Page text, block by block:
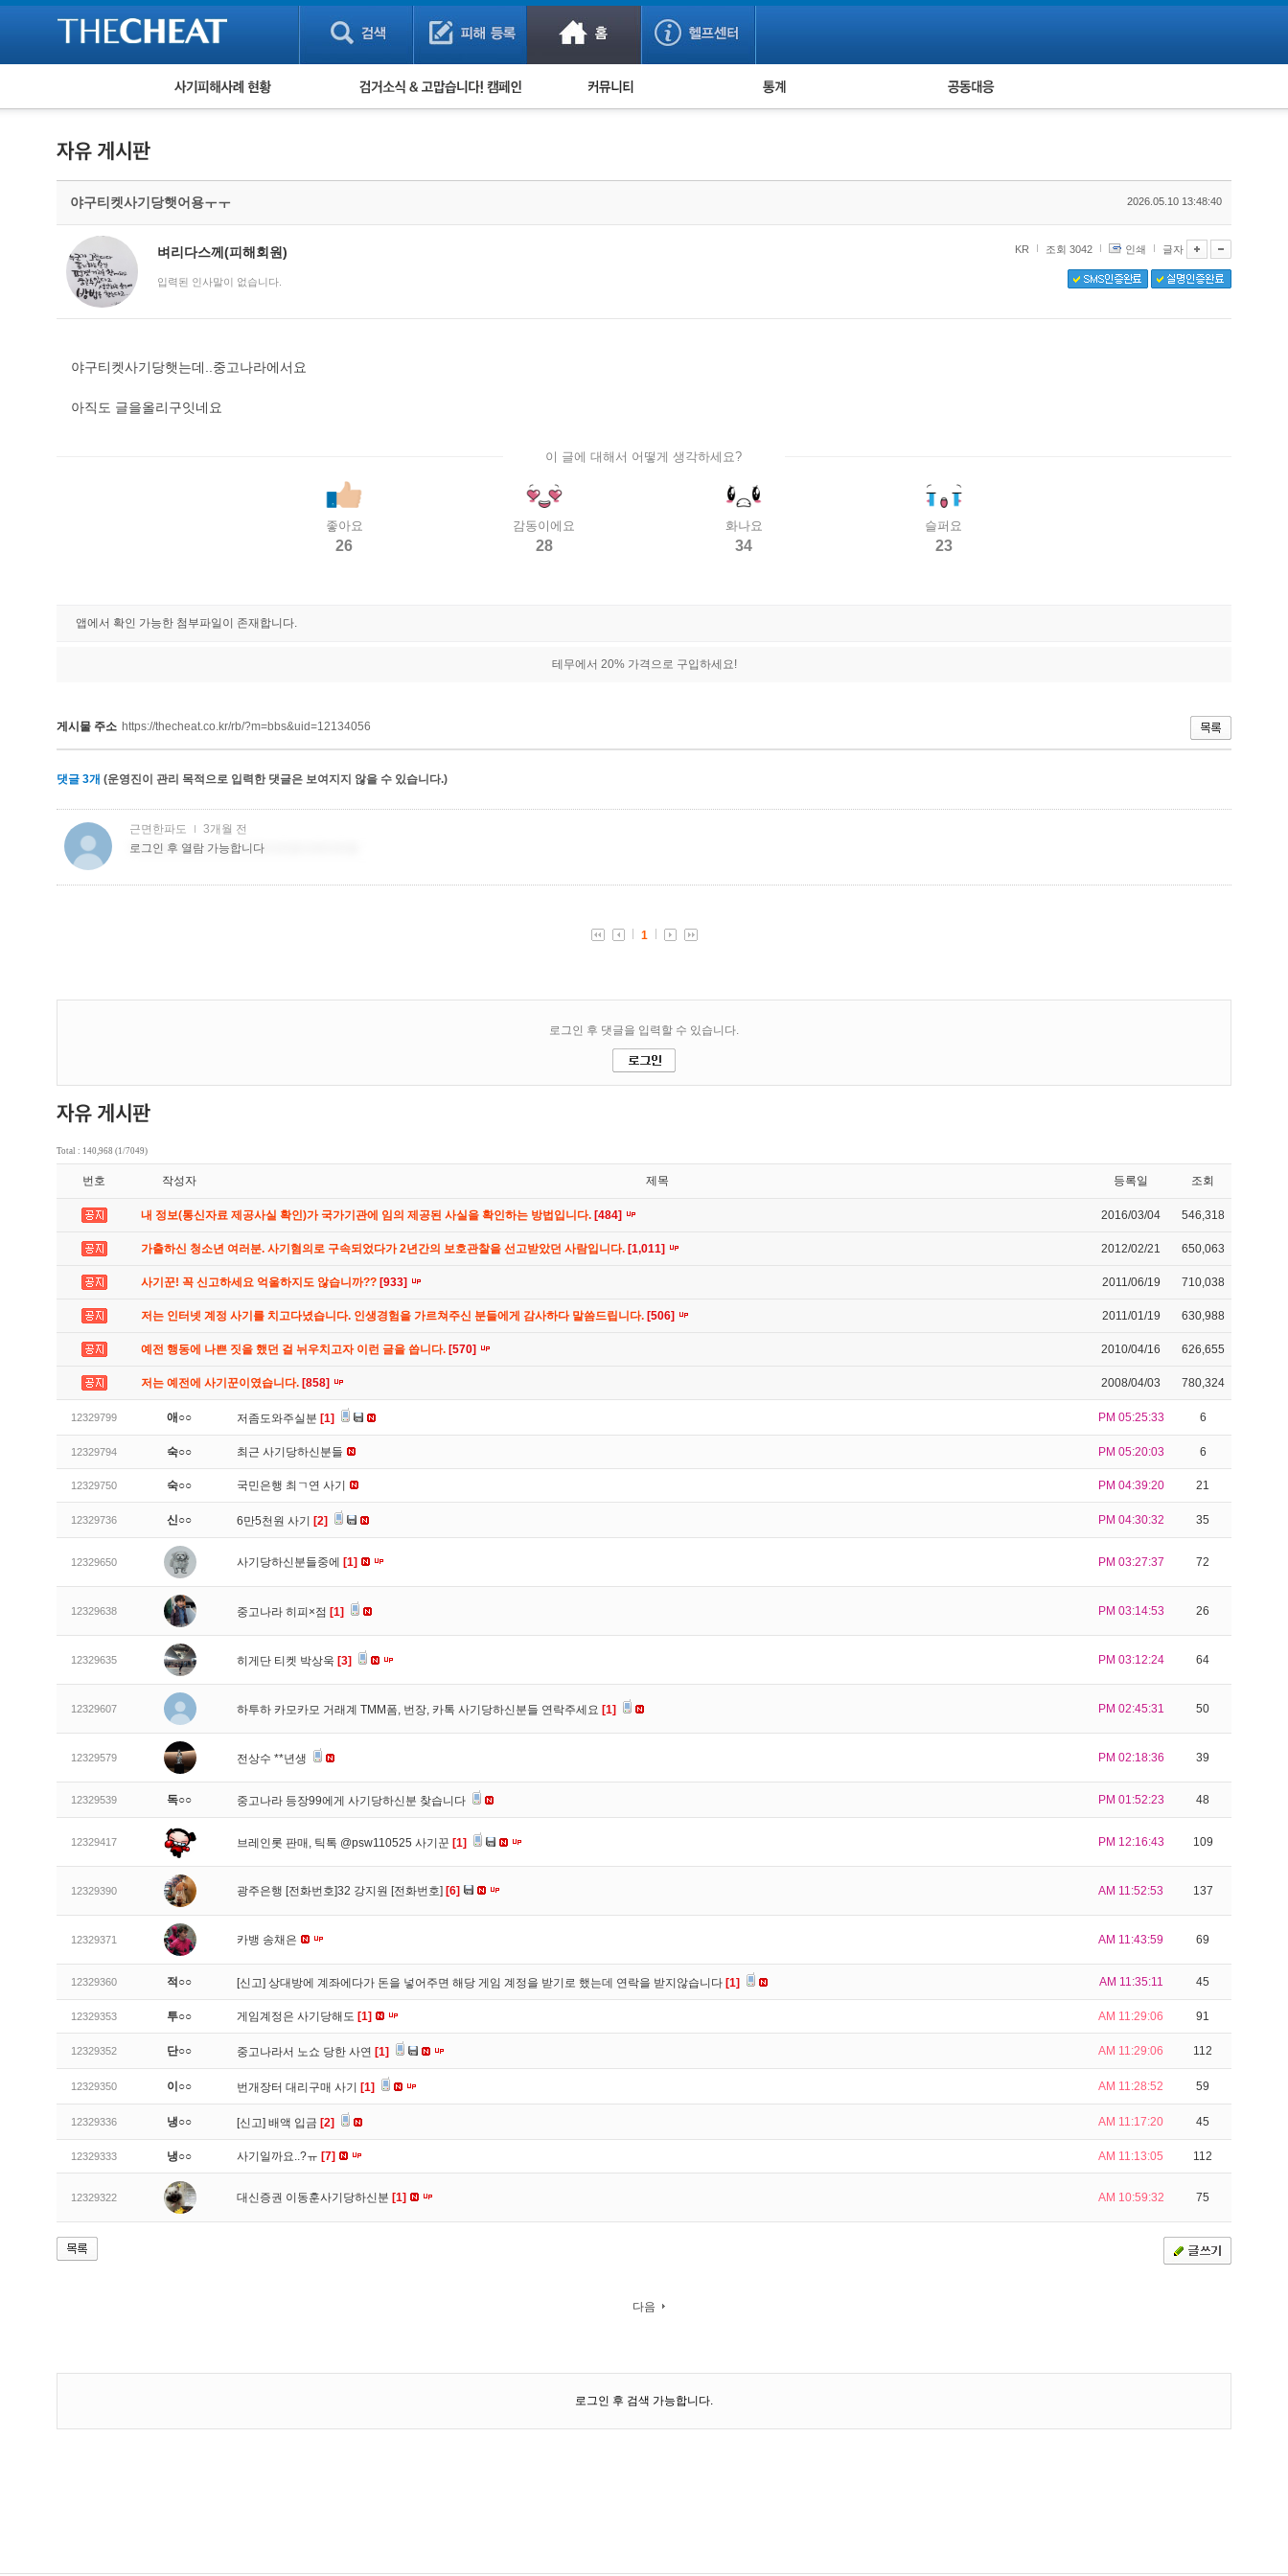
피해사례 현황
보이스피싱 피해사례
유해사이트 목록
비공개 피해사례
워킹홀리데이 피해사례
검거 소식 사기 예방했어요! 누적 피해사례 통계 피해자 공동대응
야구티켓사기당햇어용ㅜㅜ 2026.05.10 13:48:40
벼리다스께(피해회원)
입력된 인사말이 없습니다.
KR 조회 3042 인쇄 글자
야구티켓사기당햇는데..중고나라에서요
아직도 글을올리구잇네요
이 글에 대해서 어떻게 생각하세요?
좋아요
26
감동이에요
28
화나요
34
슬퍼요
23
앱에서 확인 가능한 첨부파일이 존재합니다.
테무에서 20% 가격으로 구입하세요!
게시물 주소 https://thecheat.co.kr/rb/?m=bbs&uid=12134056
댓글 3개 (운영진이 관리 목적으로 입력한 댓글은 보여지지 않을 수 있습니다.)
Total : 140,968 (1/7049)
번호 작성자 제목 등록일 조회
내 정보(통신자료 제공사실 확인)가 국가기관에 임의 제공된 사실을 확인하는 방법입니다. [484] 2016/03/04 546,318
가출하신 청소년 여러분. 사기혐의로 구속되었다가 2년간의 보호관찰을 선고받았던 사람입니다. [1,011] 2012/02/21 650,063
사기꾼! 꼭 신고하세요 억울하지도 않습니까?? [933] 2011/06/19 710,038
저는 인터넷 계정 사기를 치고다녔습니다. 인생경험을 가르쳐주신 분들에게 감사하다 말씀드립니다. [506] 2011/01/19 630,988
예전 행동에 나쁜 짓을 했던 걸 뉘우치고자 이런 글을 씁니다. [570] 2010/04/16 626,655
저는 예전에 사기꾼이였습니다. [858] 2008/04/03 780,324
12329799 애○○ 저좀도와주실분 [1] PM 05:25:33 6
12329794 숙○○ 최근 사기당하신분들 PM 05:20:03 6
12329750 숙○○ 국민은행 최ㄱ연 사기 PM 04:39:20 21
12329736 신○○ 6만5천원 사기 [2] PM 04:30:32 35
12329650 사기당하신분들중에 [1] PM 03:27:37 72
12329638 중고나라 히피×점 [1] PM 03:14:53 26
12329635 히게단 티켓 박상욱 [3] PM 03:12:24 64
12329607 하투하 카모카모 거래계 TMM폼, 번장, 카톡 사기당하신분들 연락주세요 [1] PM 02:45:31 50
12329579 전상수 **년생 PM 02:18:36 39
12329539 독○○ 중고나라 등장99에게 사기당하신분 찾습니다 PM 01:52:23 48
12329417 브레인롯 판매, 틱톡 @psw110525 사기꾼 [1] PM 12:16:43 109
12329390 광주은행 [전화번호]32 강지원 [전화번호] [6] AM 11:52:53 137
12329371 카뱅 송채은 AM 11:43:59 69
12329360 적○○ [신고] 상대방에 계좌에다가 돈을 넣어주면 해당 게임 계정을 받기로 했는데 연락을 받지않습니다 [1] AM 11:35:11 45
12329353 투○○ 게임계정은 사기당해도 [1] AM 11:29:06 91
12329352 단○○ 중고나라서 노쇼 당한 사연 [1] AM 11:29:06 112
12329350 이○○ 번개장터 대리구매 사기 [1] AM 11:28:52 59
12329336 냉○○ [신고] 배액 입금 [2] AM 11:17:20 45
12329333 냉○○ 사기일까요..?ㅠ [7] AM 11:13:05 112
12329322 대신증권 이동훈사기당하신분 [1] AM 10:59:32 75
다음
로그인 후 검색 가능합니다.